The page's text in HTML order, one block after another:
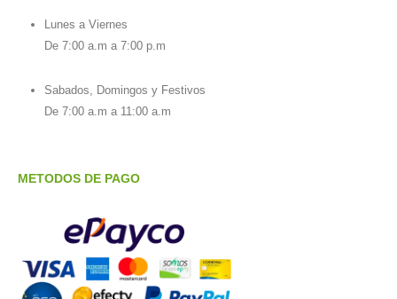
Lunes a Viernes
De 7:00 a.m a 7:00 p.m
Sabados, Domingos y Festivos
De 7:00 a.m a 11:00 a.m
METODOS DE PAGO